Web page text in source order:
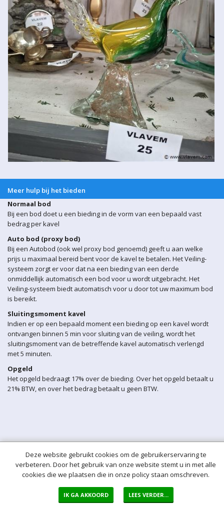
Meer hulp bij het bieden
Normaal bod
Bij een bod doet u een bieding in de vorm van een bepaald vast
bedrag per kavel
Auto bod (proxy bod)
Bij een Autobod (ook wel proxy bod genoemd) geeft u aan welke
prijs u maximaal bereid bent voor de kavel te betalen. Het Veiling-
systeem zorgt er voor dat na een bieding van een derde
onmiddellijk automatisch een bod voor u wordt uitgebracht. Het
Veiling-systeem biedt automatisch voor u door tot uw maximum bod
is bereikt.
Sluitingsmoment kavel
Indien er op een bepaald moment een bieding op een kavel wordt
ontvangen binnen 5 min voor sluiting van de veiling, wordt het
sluitingsmoment van de betreffende kavel automatisch verlengd
met 5 minuten.
Opgeld
Het opgeld bedraagt 17% over de bieding. Over het opgeld betaalt u
21% BTW, en over het bedrag betaalt u geen BTW.
Deze website gebruikt cookies om de gebruikerservaring te
verbeteren. Door het gebruik van onze website stemt u in met alle
cookies die we plaatsen die in onze policy staan omschreven.
IK GA AKKOORD LEES VERDER...